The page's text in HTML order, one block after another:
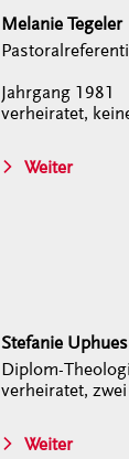
Melanie Tegeler
Jahrgang 1981
verheiratet,
Weiter
Stefanie Uphues
Diplom-
verheiratet,
Weiter